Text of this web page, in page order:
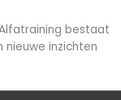
bestaat
nieuwe inzichten